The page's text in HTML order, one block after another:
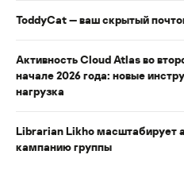
ToddyCat — ваш скрытый
Активность Cloud Atlas во
начале 2026 года: новые
нагрузка
Librarian Likho масштабирует
кампанию группы